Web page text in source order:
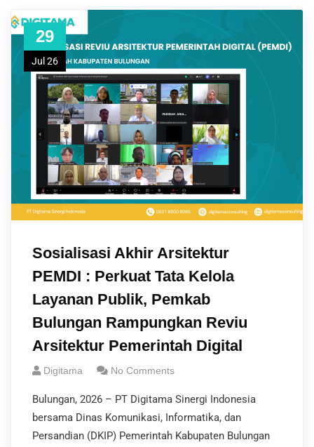
29
Jul 26
Sosialisasi Akhir Arsitektur
PEMDI : Perkuat Tata Kelola
Layanan Publik, Pemkab
Bulungan Rampungkan Reviu
Arsitektur Pemerintah Digital
Digitama No Comments
Bulungan, 2026 – PT Digitama Sinergi Indonesia
bersama Dinas Komunikasi, Informatika, dan
Persandian (DKIP) Pemerintah Kabupaten Bulungan